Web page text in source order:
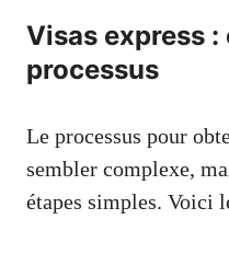
Visas express
processus
Le processus pour
sembler complexe,
étapes simples. Voici